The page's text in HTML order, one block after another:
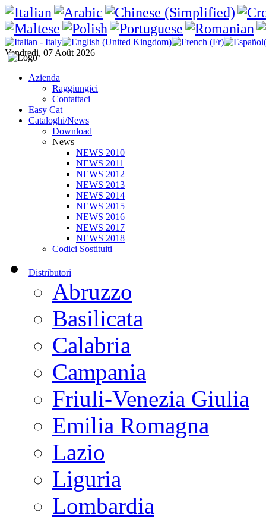
Vendredi, 07 Août 2026
Azienda
Raggiungici
Contattaci
Easy Cat
Cataloghi/News
Download
News
NEWS 2010
NEWS 2011
NEWS 2012
NEWS 2013
NEWS 2014
NEWS 2015
NEWS 2016
NEWS 2017
NEWS 2018
Codici Sostituiti
Distributori
Abruzzo
Basilicata
Calabria
Campania
Friuli-Venezia Giulia
Emilia Romagna
Lazio
Liguria
Lombardia